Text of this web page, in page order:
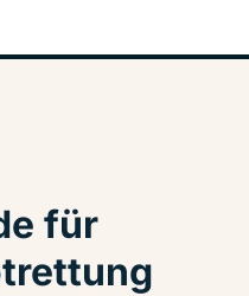
für